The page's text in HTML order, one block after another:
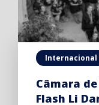
Internacional
Câmara
Flash Li